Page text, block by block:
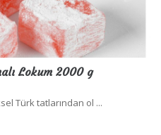
Lokum 2000 g
Türk tatlarından ol ...